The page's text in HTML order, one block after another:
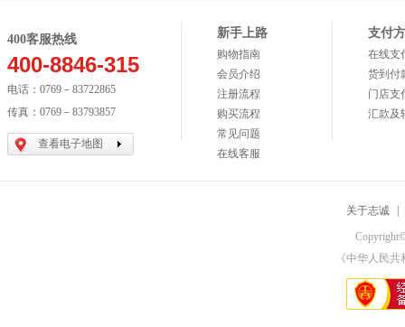
400客服热线
400-8846-315
电话：0769－83722865
传真：0769－83793857
查看电子地图
新手上路
购物指南
会员介绍
注册流程
购买流程
常见问题
在线客服
支付
在线支
货到付
门店支
汇款及
关于志诚
《中华人民